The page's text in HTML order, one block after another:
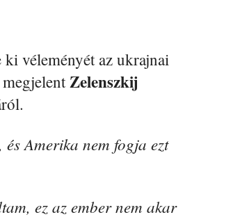
véleményét az ukrajnai
Zelenszkij
Amerika nem fogja ezt
ez az ember nem akar